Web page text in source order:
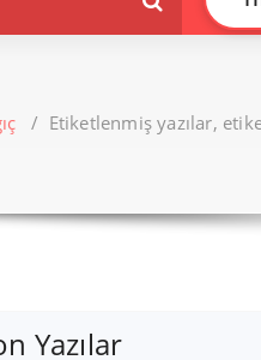
/ Etiketlenmiş yazılar,
Yazılar